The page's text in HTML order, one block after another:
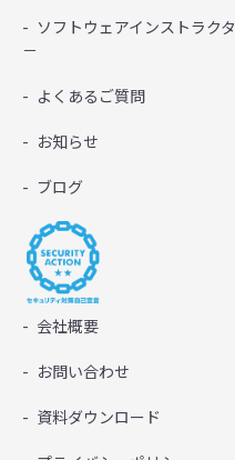
ソフトウェアインストラクタ
－
よくあるご質問
お知らせ
ブログ
会社概要
お問い合わせ
資料ダウンロード